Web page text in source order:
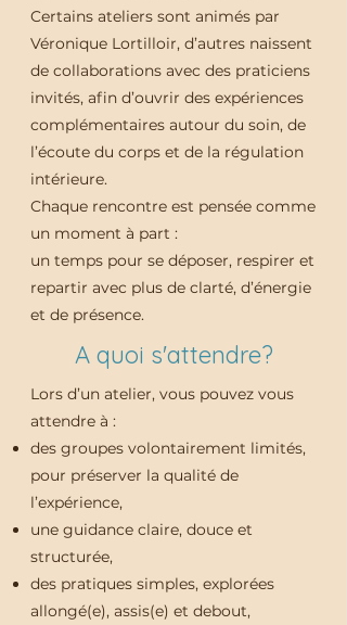
Certains ateliers sont animés par
Véronique Lortilloir, d’autres naissent
de collaborations avec des praticiens
invités, afin d’ouvrir des expériences
complémentaires autour du soin, de
l’écoute du corps et de la régulation
intérieure.
Chaque rencontre est pensée comme
un moment à part :
un temps pour se déposer, respirer et
repartir avec plus de clarté, d’énergie
et de présence.
A quoi s'attendre?
Lors d’un atelier, vous pouvez vous
attendre à :
des groupes volontairement limités,
pour préserver la qualité de
l’expérience,
une guidance claire, douce et
structurée,
des pratiques simples, explorées
allongé(e), assis(e) et debout,